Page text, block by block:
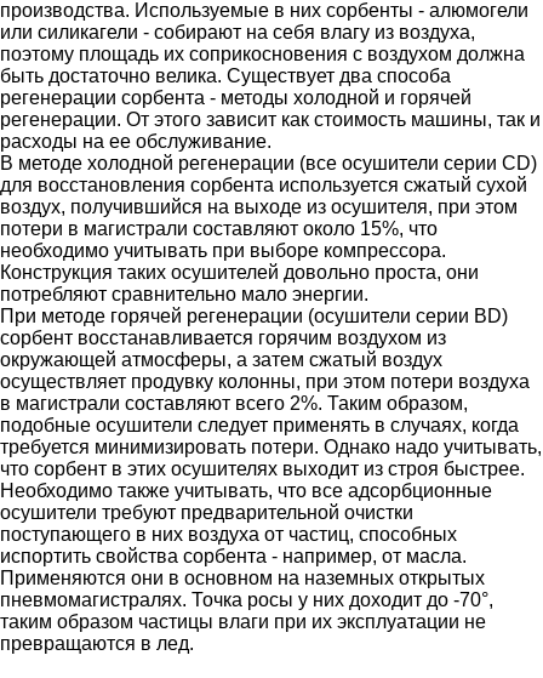
производства. Используемые в них сорбенты - алюмогели
или силикагели - собирают на себя влагу из воздуха,
поэтому площадь их соприкосновения с воздухом должна
быть достаточно велика. Существует два способа
регенерации сорбента - методы холодной и горячей
регенерации. От этого зависит как стоимость машины, так и
расходы на ее обслуживание.
В методе холодной регенерации (все осушители серии CD)
для восстановления сорбента используется сжатый сухой
воздух, получившийся на выходе из осушителя, при этом
потери в магистрали составляют около 15%, что
необходимо учитывать при выборе компрессора.
Конструкция таких осушителей довольно проста, они
потребляют сравнительно мало энергии.
При методе горячей регенерации (осушители серии BD)
сорбент восстанавливается горячим воздухом из
окружающей атмосферы, а затем сжатый воздух
осуществляет продувку колонны, при этом потери воздуха
в магистрали составляют всего 2%. Таким образом,
подобные осушители следует применять в случаях, когда
требуется минимизировать потери. Однако надо учитывать,
что сорбент в этих осушителях выходит из строя быстрее.
Необходимо также учитывать, что все адсорбционные
осушители требуют предварительной очистки
поступающего в них воздуха от частиц, способных
испортить свойства сорбента - например, от масла.
Применяются они в основном на наземных открытых
пневмомагистралях. Точка росы у них доходит до -70°,
таким образом частицы влаги при их эксплуатации не
превращаются в лед.